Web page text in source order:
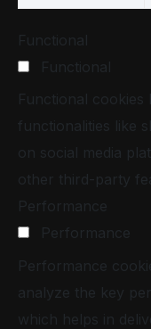
Functional
Functional
Functional
functionalities like
on social media
other third-party
Performance
Performance
Performance
analyze the key
which helps in